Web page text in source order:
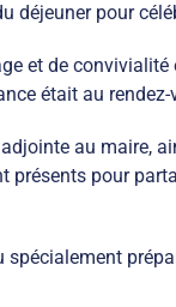
déjeuner pour
et de
était au rendez-
au maire,
présents pour